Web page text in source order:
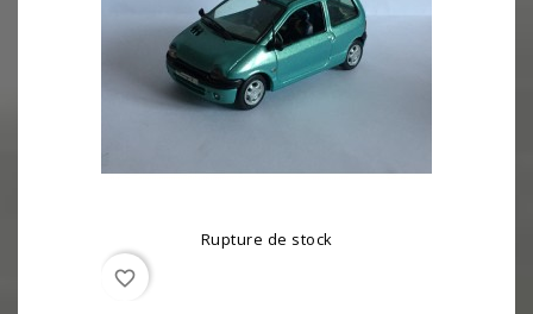
Rupture de stock
favorite_border